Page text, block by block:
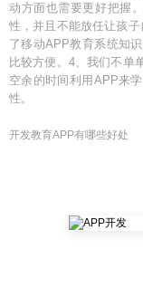
动方面也需要更好把握
性，并且不能放任让孩
了移动APP教育系统知
比较方便。4、我们不单
空余的时间利用APP来
性。
开发教育APP有哪些好处